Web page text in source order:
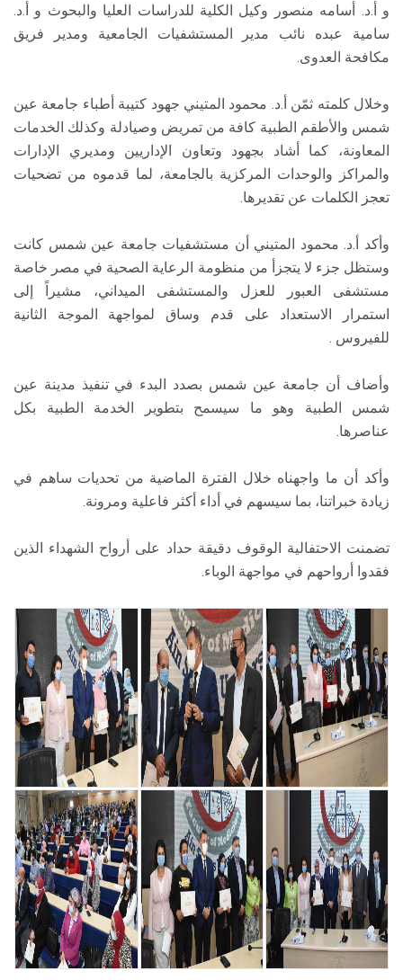
و أ.د. أسامه منصور وكيل الكلية للدراسات العليا والبحوث و أ.د.
سامية عبده نائب مدير المستشفيات الجامعية ومدير فريق
مكافحة العدوى.
وخلال كلمته ثمّن أ.د. محمود المتيني جهود كتيبة أطباء جامعة عين
شمس والأطقم الطبية كافة من تمريض وصيادلة وكذلك الخدمات
المعاونة، كما أشاد بجهود وتعاون الإداريين ومديري الإدارات
والمراكز والوحدات المركزية بالجامعة، لما قدموه من تضحيات
تعجز الكلمات عن تقديرها.
وأكد أ.د. محمود المتيني أن مستشفيات جامعة عين شمس كانت
وستظل جزء لا يتجزأ من منظومة الرعاية الصحية في مصر خاصة
مستشفى العبور للعزل والمستشفى الميداني، مشيراً إلى
استمرار الاستعداد على قدم وساق لمواجهة الموجة الثانية
للفيروس .
وأضاف أن جامعة عين شمس بصدد البدء في تنفيذ مدينة عين
شمس الطبية وهو ما سيسمح بتطوير الخدمة الطبية بكل
عناصرها.
وأكد أن ما واجهناه خلال الفترة الماضية من تحديات ساهم في
زيادة خبراتنا، بما سيسهم في أداء أكثر فاعلية ومرونة.
تضمنت الاحتفالية الوقوف دقيقة حداد على أرواح الشهداء الذين
فقدوا أرواحهم في مواجهة الوباء.